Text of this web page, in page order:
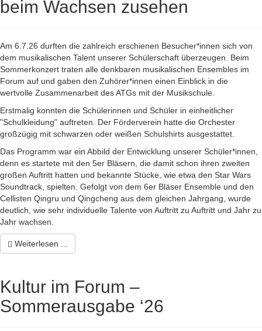
beim Wachsen zusehen
Am 6.7.26 durften die zahlreich erschienen Besucher*innen sich von
dem musikalischen Talent unserer Schülerschaft überzeugen. Beim
Sommerkonzert traten alle denkbaren musikalischen Ensembles im
Forum auf und gaben den Zuhörer*innen einen Einblick in die
wertvolle Zusammenarbeit des ATGs mit der Musikschule.
Erstmalig konnten die Schülerinnen und Schüler in einheitlicher
"Schulkleidung" auftreten. Der Förderverein hatte die Orchester
großzügig mit schwarzen oder weißen Schulshirts ausgestattet.
Das Programm war ein Abbild der Entwicklung unserer Schüler*innen,
denn es startete mit den 5er Bläsern, die damit schon ihren zweiten
großen Auftritt hatten und bekannte Stücke, wie etwa den Star Wars
Soundtrack, spielten. Gefolgt von dem 6er Bläser Ensemble und den
Cellisten Qingru und Qingcheng aus dem gleichen Jahrgang, wurde
deutlich, wie sehr individuelle Talente von Auftritt zu Auftritt und Jahr zu
Jahr wachsen.
Weiterlesen ...
Kultur im Forum –
Sommerausgabe ‘26